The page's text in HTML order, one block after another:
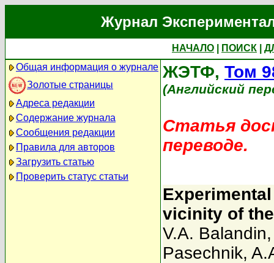
Журнал
НАЧАЛО ПОИСК
Общая информация о журнале
Золотые страницы
Адреса редакции
Содержание журнала
Сообщения редакции
Правила для авторов
Загрузить статью
Проверить статус статьи
ЖЭТФ, Том
(Английский
Статья
переводе.
vicinity of
V.A. Balandin
Pasechnik,